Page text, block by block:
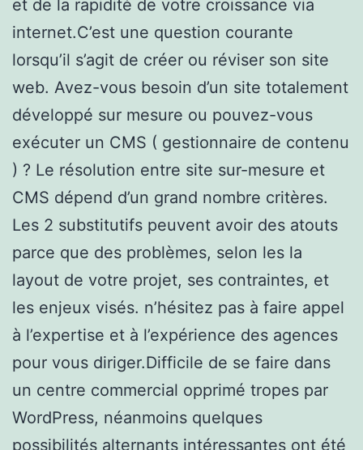
et de la rapidité de votre croissance via
internet.C’est une question courante
lorsqu’il s’agit de créer ou réviser son site
web. Avez-vous besoin d’un site totalement
développé sur mesure ou pouvez-vous
exécuter un CMS ( gestionnaire de contenu
) ? Le résolution entre site sur-mesure et
CMS dépend d’un grand nombre critères.
Les 2 substitutifs peuvent avoir des atouts
parce que des problèmes, selon les la
layout de votre projet, ses contraintes, et
les enjeux visés. n’hésitez pas à faire appel
à l’expertise et à l’expérience des agences
pour vous diriger.Difficile de se faire dans
un centre commercial opprimé tropes par
WordPress, néanmoins quelques
possibilités alternants intéressantes ont été